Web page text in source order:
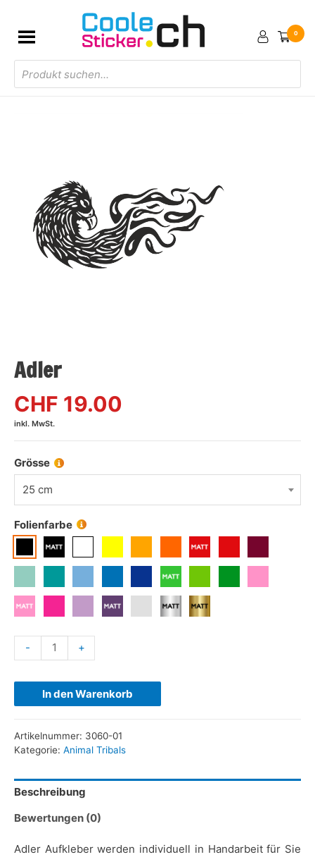
Products
search
0
Adler
CHF 19.00
inkl. MwSt.
Grösse
25 cm
Folienfarbe
- +
In den Warenkorb
Artikelnummer: 3060-01
Kategorie: Animal Tribals
Beschreibung
Bewertungen (0)
Adler Aufkleber werden individuell in Handarbeit für Sie